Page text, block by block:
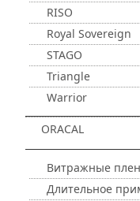
RISO
Royal Sovereign
STAGO
Triangle
Warrior
ORACAL
Витражные
Длительное